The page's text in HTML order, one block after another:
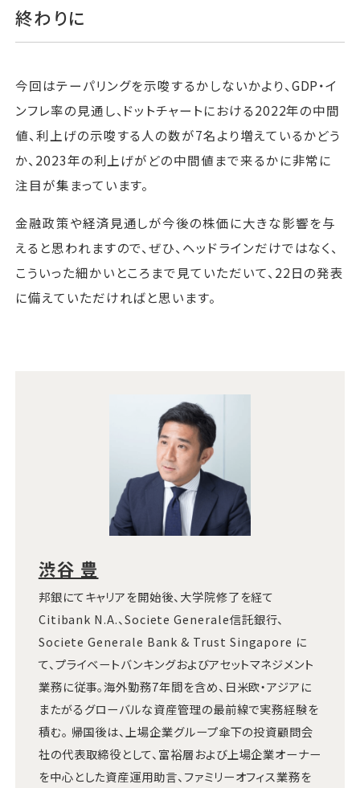
終わりに
今回はテーパリングを示唆するかしないかより、GDP・イ
ンフレ率の見通し、ドットチャートにおける2022年の中間
値、利上げの示唆する人の数が7名より増えているかどう
か、2023年の利上げがどの中間値まで来るかに非常に
注目が集まっています。
金融政策や経済見通しが今後の株価に大きな影響を与
えると思われますので、ぜひ、ヘッドラインだけではなく、
こういった細かいところまで見ていただいて、22日の発表
に備えていただければと思います。
渋谷 豊
邦銀にてキャリアを開始後、大学院修了を経て
Citibank N.A.、Societe Generale信託銀行、
Societe Generale Bank & Trust Singapore に
て、プライベートバンキングおよびアセットマネジメント
業務に従事。海外勤務7年間を含め、日米欧・アジアに
またがるグローバルな資産管理の最前線で実務経験を
積む。 帰国後は、上場企業グループ傘下の投資顧問会
社の代表取締役として、富裕層および上場企業オーナー
を中心とした資産運用助言、ファミリーオフィス業務を